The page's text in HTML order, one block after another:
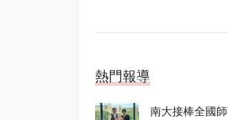
熱門報導
南大接棒全國師